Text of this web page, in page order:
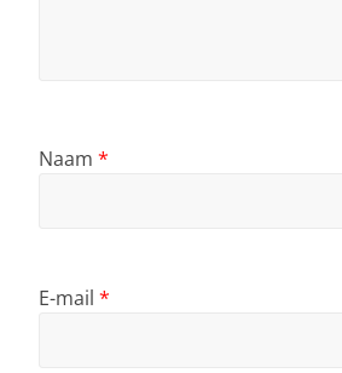
Naam *
E-mail *